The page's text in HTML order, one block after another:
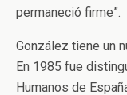
permaneció firme”.
González tiene un
En 1985 fue
Humanos de